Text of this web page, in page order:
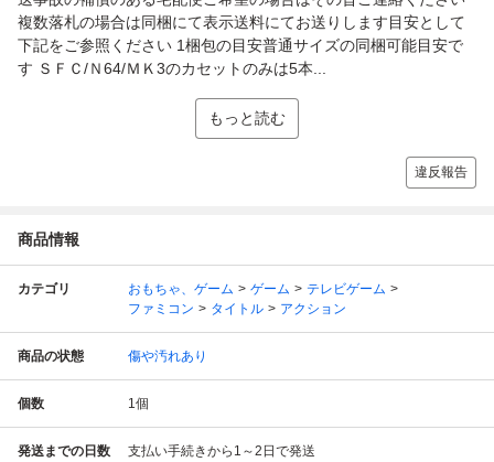
複数落札の場合は同梱にて表示送料にてお送りします目安として
下記をご参照ください 1梱包の目安普通サイズの同梱可能目安で
す ＳＦＣ/Ｎ64/ＭＫ3のカセットのみは5本...
もっと読む
違反報告
商品情報
カテゴリ おもちゃ、ゲーム ゲーム
テレビゲーム
ファミコン
タイトル アクション
商品の状態 傷や汚れあり
個数 1個
発送までの日数 支払い手続きから1～2日で発送